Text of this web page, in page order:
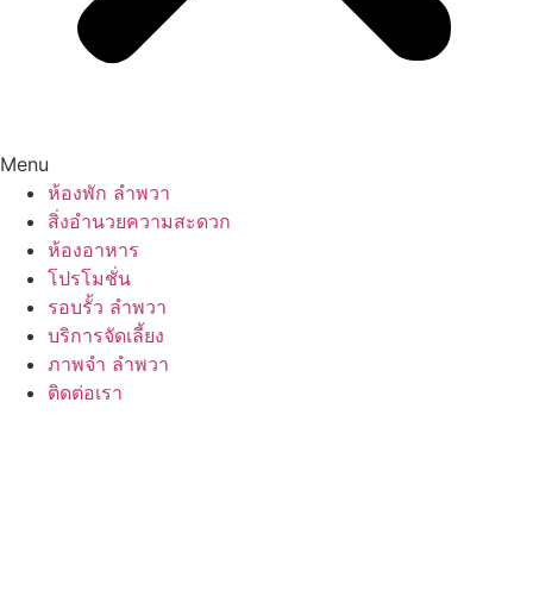
Menu
ห้องพัก ลำพวา
สิ่งอำนวยความสะดวก
ห้องอาหาร
โปรโมชั่น
รอบรั้ว ลำพวา
บริการจัดเลี้ยง
ภาพจำ ลำพวา
ติดต่อเรา